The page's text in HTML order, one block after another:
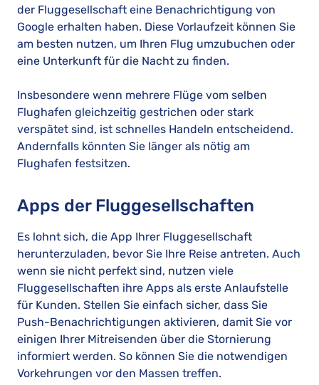
der Fluggesellschaft eine Benachrichtigung von
Google erhalten haben. Diese Vorlaufzeit können Sie
am besten nutzen, um Ihren Flug umzubuchen oder
eine Unterkunft für die Nacht zu finden.
Insbesondere wenn mehrere Flüge vom selben
Flughafen gleichzeitig gestrichen oder stark
verspätet sind, ist schnelles Handeln entscheidend.
Andernfalls könnten Sie länger als nötig am
Flughafen festsitzen.
Apps der Fluggesellschaften
Es lohnt sich, die App Ihrer Fluggesellschaft
herunterzuladen, bevor Sie Ihre Reise antreten. Auch
wenn sie nicht perfekt sind, nutzen viele
Fluggesellschaften ihre Apps als erste Anlaufstelle
für Kunden. Stellen Sie einfach sicher, dass Sie
Push-Benachrichtigungen aktivieren, damit Sie vor
einigen Ihrer Mitreisenden über die Stornierung
informiert werden. So können Sie die notwendigen
Vorkehrungen vor den Massen treffen.